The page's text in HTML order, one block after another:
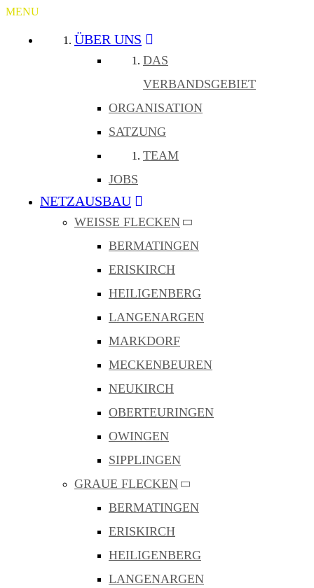
MENU
ÜBER UNS
DAS
VERBANDSGEBIET
ORGANISATION
SATZUNG
TEAM
JOBS
NETZAUSBAU
WEISSE FLECKEN
BERMATINGEN
ERISKIRCH
HEILIGENBERG
LANGENARGEN
MARKDORF
MECKENBEUREN
NEUKIRCH
OBERTEURINGEN
OWINGEN
SIPPLINGEN
GRAUE FLECKEN
BERMATINGEN
ERISKIRCH
HEILIGENBERG
LANGENARGEN